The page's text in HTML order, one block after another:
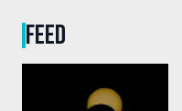
FEED